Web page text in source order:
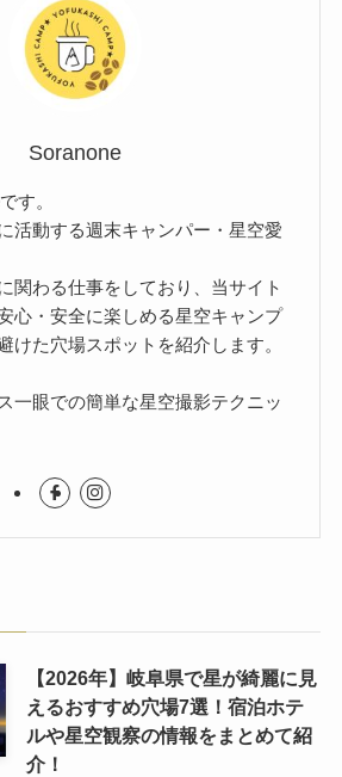
Soranone
す。
活動する週末キャンパー・星空愛
関わる仕事をしており、当サイト
心・安全に楽しめる星空キャンプ
けた穴場スポットを紹介します。
一眼での簡単な星空撮影テクニッ
【2026年】岐阜県で星が綺麗に見
えるおすすめ穴場7選！宿泊ホテ
ルや星空観察の情報をまとめて紹
介！